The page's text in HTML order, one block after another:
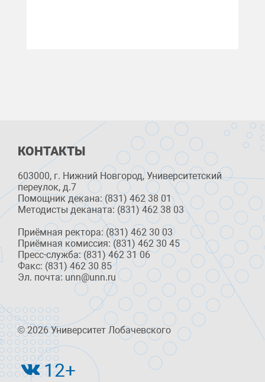
КОНТАКТЫ
603000, г. Нижний Новгород, Университетский
переулок, д.7
Помощник декана: (831) 462 38 01
Методисты деканата: (831) 462 38 03
Приёмная ректора: (831) 462 30 03
Приёмная комиссия: (831) 462 30 45
Пресс-служба: (831) 462 31 06
Факс: (831) 462 30 85
Эл. почта: unn@unn.ru
© 2026 Университет Лобачевского
12+